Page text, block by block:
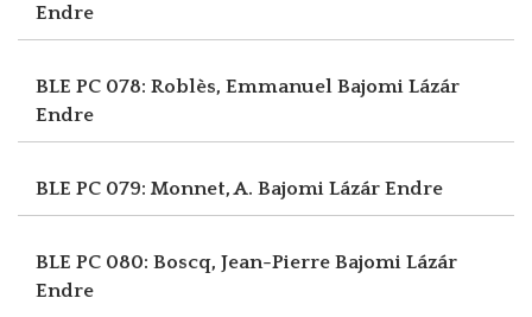
Endre
BLE PC 078: Roblès, Emmanuel Bajomi Lázár
Endre
BLE PC 079: Monnet, A. Bajomi Lázár Endre
BLE PC 080: Boscq, Jean-Pierre Bajomi Lázár
Endre